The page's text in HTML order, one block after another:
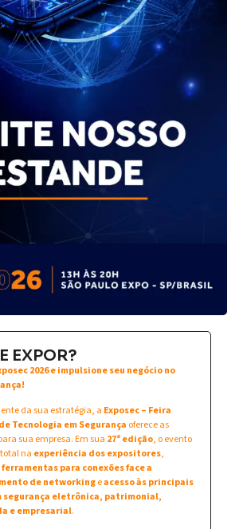
EXPOR?
2026 e impulsione seu negócio no
da sua estratégia, a Exposec – Feira
Tecnologia em Segurança oferece as
sua empresa. Em sua 27ª edição, o evento
na experiência dos expositores,
ferramentas para conexões face a
de networkingeacesso às principais
segurança eletrônica, patrimonial,
e empresarial.